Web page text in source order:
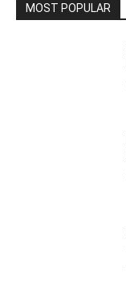
MOST POPULAR